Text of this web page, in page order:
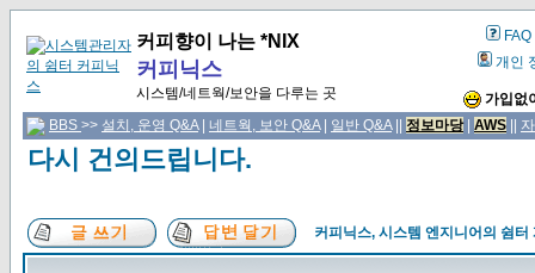
커피향이 나는 *NIX
커피닉스
시스템/네트웍/보안을 다루는 곳
FAQ
개인
가입없
BBS >> 설치, 운영 Q&A| 네트웍, 보안 Q&A| 일반 Q&A|| 정보마당| AWS
다시 건의드립니다.
커피닉스, 시스템 엔지니어의 쉼터